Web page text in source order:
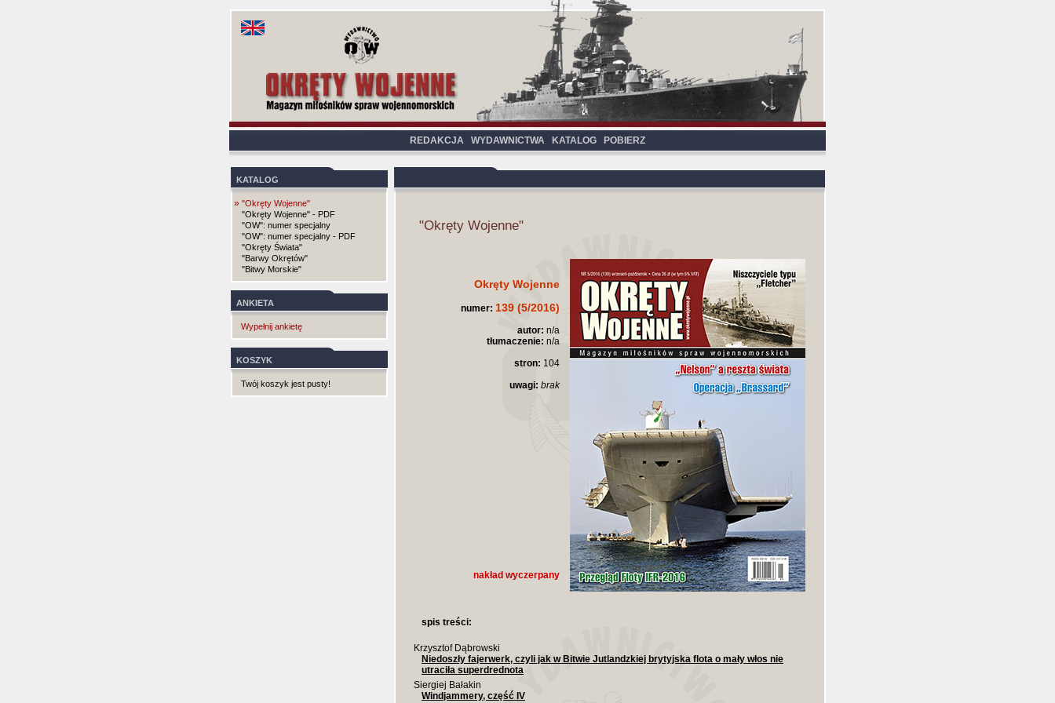
REDAKCJA WYDAWNICTWA KATALOG POBIERZ
KATALOG
» "Okręty Wojenne"
"Okręty Wojenne" - PDF
"OW": numer specjalny
"OW": numer specjalny - PDF
"Okręty Świata"
"Barwy Okrętów"
"Bitwy Morskie"
ANKIETA
Wypełnij ankietę
KOSZYK
Twój koszyk jest pusty!
"Okręty Wojenne"
Okręty Wojenne
numer: 139 (5/2016)
autor: n/a
tłumaczenie: n/a
stron: 104
uwagi: brak
nakład wyczerpany
spis treści:
Krzysztof Dąbrowski
Niedoszły fajerwerk, czyli jak w Bitwie Jutlandzkiej brytyjska flota o mały włos nie
utraciła superdrednota
Siergiej Bałakin
Windjammery, część IV